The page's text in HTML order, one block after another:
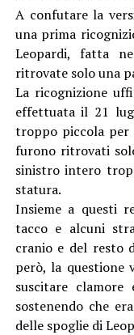
A confutare la
una prima
Leopardi, fatta
ritrovate solo una
La ricognizione
effettuata il 21
troppo piccola per
furono ritrovati
sinistro intero
statura.
Insieme a questi
tacco e alcuni
cranio e del resto
però, la questione
suscitare clamore
sostenendo che
delle spoglie di